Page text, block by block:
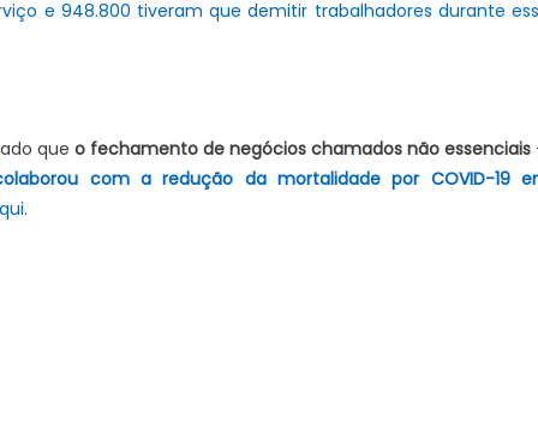
e 948.800 tiveram que demitir trabalhadores durante
que o fechamento de negócios chamados não essenciais
com a redução da mortalidade por COVID-19
.
expõe comércio